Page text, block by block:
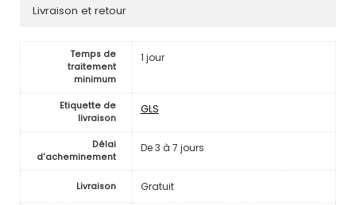
Livraison et retour
Temps de
traitement
minimum
1 jour
Etiquette de
livraison
GLS
Délai
d'acheminement
De 3 à 7 jours
Livraison Gratuit